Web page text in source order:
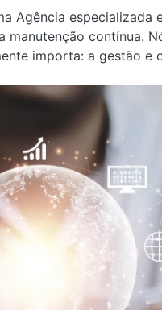
Agência especializada
contínua.
importa: a gestão e